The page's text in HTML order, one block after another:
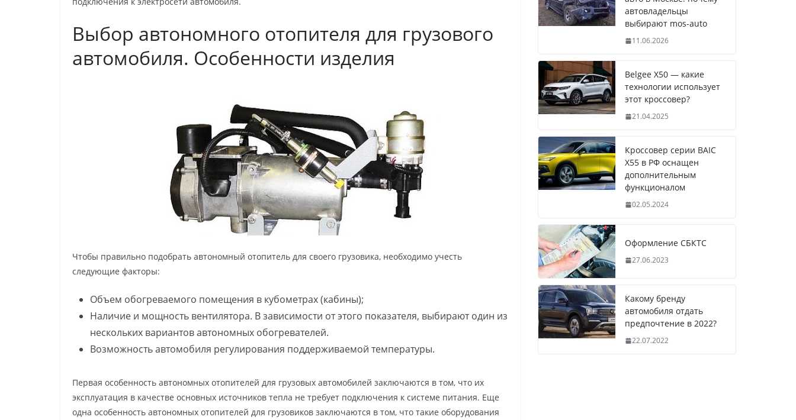
Выбор автономного отопителя для грузового
автомобиля. Особенности изделия
Чтобы правильно подобрать автономный отопитель для своего грузовика, необходимо учесть
следующие факторы:
Объем обогреваемого помещения в кубометрах (кабины);
Наличие и мощность вентилятора. В зависимости от этого показателя, выбирают один из
нескольких вариантов автономных обогревателей.
Возможность автомобиля регулирования поддерживаемой температуры.
Первая особенность автономных отопителей для грузовых автомобилей заключаются в том, что их
эксплуатация в качестве основных источников тепла не требует подключения к системе питания. Еще
одна особенность автономных отопителей для грузовиков заключаются в том, что такие оборудования
автовладельцы
выбирают mos-auto
11.06.2026
Belgee X50 — какие
технологии использует
этот кроссовер?
21.04.2025
Кроссовер серии BAIC
X55 в РФ оснащен
дополнительным
функционалом
02.05.2024
Оформление СБКТС
27.06.2023
Какому бренду
автомобиля отдать
предпочтение в 2022?
22.07.2022